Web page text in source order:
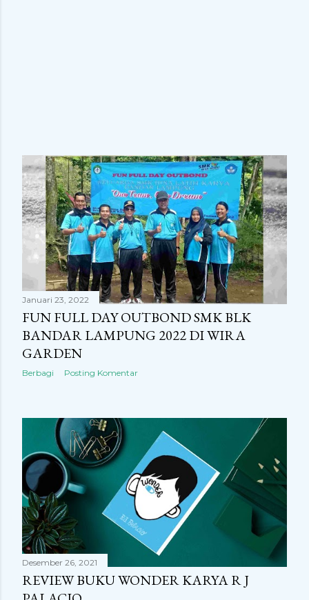
Januari 23, 2022
FUN FULL DAY OUTBOND SMK BLK
BANDAR LAMPUNG 2022 DI WIRA
GARDEN
Berbagi Posting Komentar
Desember 26, 2021
REVIEW BUKU WONDER KARYA R J